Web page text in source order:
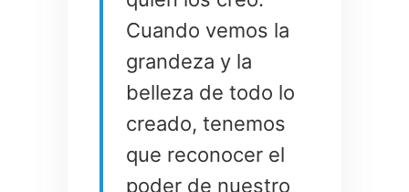
Cuando vemos la
grandeza y la
belleza de todo lo
creado, tenemos
que reconocer el
poder de nuestro